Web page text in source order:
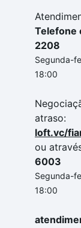
Telefone
2208
Segunda-
18:00
atraso:
loft.vc/
ou
6003
Segunda-
18:00